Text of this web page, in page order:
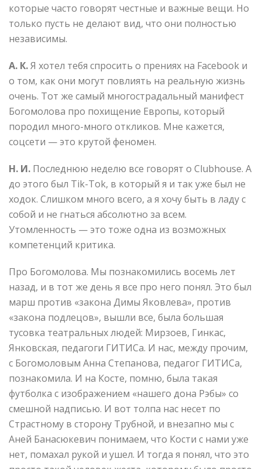
которые часто говорят честные и важные вещи. Но
только пусть не делают вид, что они полностью
независимы.
А. К.Я хотел тебя спросить о прениях на Facebook и
о том, как они могут повлиять на реальную жизнь
очень. Тот же самый многострадальный манифест
Богомолова про похищение Европы, который
породил много-много откликов. Мне кажется,
соцсети — это крутой феномен.
Н. И. Последнюю неделю все говорят о Clubhouse. А
до этого был Тik-Tok, в который я и так уже был не
ходок. Слишком много всего, а я хочу быть в ладу с
собой и не гнаться абсолютно за всем.
Утомленность — это тоже одна из возможных
компетенций критика.
Про Богомолова. Мы познакомились восемь лет
назад, и в тот же день я все про него понял. Это был
марш против «закона Димы Яковлева», против
«закона подлецов», вышли все, была большая
тусовка театральных людей: Мирзоев, Гинкас,
Янковская, педагоги ГИТИСа. И нас, между прочим,
с Богомоловым Анна Степанова, педагог ГИТИСа,
познакомила. И на Косте, помню, была такая
футболка с изображением «нашего дона Рэбы» со
смешной надписью. И вот толпа нас несет по
Страстному в сторону Трубной, и внезапно мы с
Аней Банасюкевич понимаем, что Кости с нами уже
нет, помахал рукой и ушел. И тогда я понял, что это